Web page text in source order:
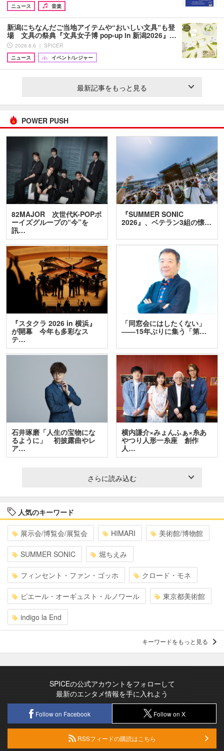
ニュース
音楽
新潟にちなんだご当地アイテムや“おいしい文具”も登
場 文具の祭典『文具女子博 pop-up in 新潟2026』…
2026.8.6 ｜ SPICER
ニュース
イベント/レジャー
最新記事をもっと見る
POWER PUSH
82MAJOR 次世代K-POPボ
ーイズグループの“今”を
訊…
『SUMMER SONIC
2026』、ベテラン3組の懐…
『スタクラ 2026 in 横浜』
が開幕 今年も多彩なス
テ…
「同窓会にはしたくない」
――15年ぶりに集う「第…
石井琢磨「人生の宝物にな
るように」 初披露曲やレ
ア…
横内謙介×みょんふぁ×糸あ
やつり人形一糸座 創作
人…
さらに読み込む
人気のキーワード
展示会/博覧会/展覧会 HIMARI 美術館/博物館
SUMMER SONIC 堀ちえみ
フィンセント・ファン・ゴッホ クロード・モネ
ピエール・オーギュスト・ルノワール 東京都美術館
indigo la End
キーワードをもっと見る
SPICEの公式アカウントをフォローして
最新のエンタメ情報を手に入れよう
Follow on Facebook Follow on X
RSSフィードの購読はこちら